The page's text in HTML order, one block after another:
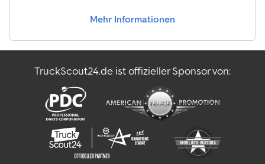
Mehr Informationen
TruckScout24.de ist offizieller Sponsor von: